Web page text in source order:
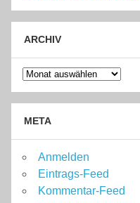
ARCHIV
Archiv
META
Anmelden
Eintrags-Feed
Kommentar-Feed